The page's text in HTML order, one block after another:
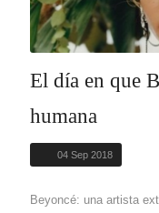
El día en que
humana
04 Sep 2018
Beyoncé: una artista